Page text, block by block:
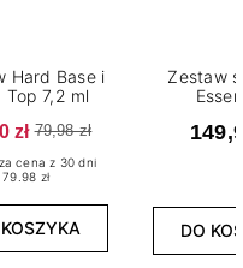
Hard Base i
Top 7,2 ml
zł 79,98 zł
cena z 30 dni
79.98 zł
Zestaw
DO